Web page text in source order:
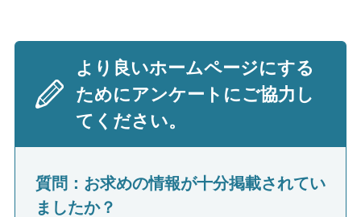
より良いホームページにする
ためにアンケートにご協力し
てください。
質問：お求めの情報が十分掲載されてい
ましたか？